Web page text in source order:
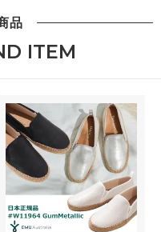
品
ITEM